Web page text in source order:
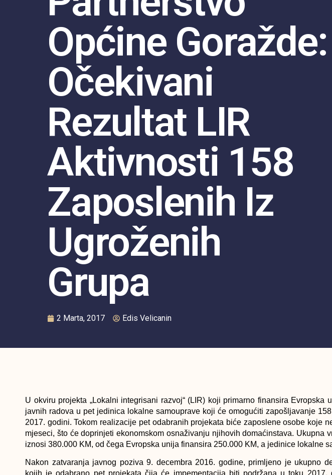
Općine Goražde:
Očekivani
Rezultat LIR
Aktivnosti 158
Zaposlenih Iz
Ugroženih
Grupa
2 Marta, 2017 Edis Velicanin
U okviru projekta „Lokalni integrisani razvoj“ (LIR) koji primarno finansira Evropska
javnih radova u pet jedinica lokalne samouprave koji će omogućiti zapošljavanje
2017. godini. Tokom realizacije pet odabranih projekata biće zaposlene osobe koje
mjeseci, što će doprinjeti ekonomskom osnaživanju njihovih domaćinstava. Ukupna
iznosi 380.000 KM, od čega Evropska unija finansira 250.000 KM, a jedinice lokalne
Nakon zatvaranja javnog poziva 9. decembra 2016. godine, primljeno je ukupno